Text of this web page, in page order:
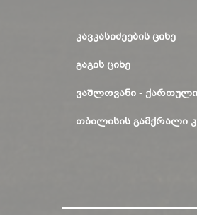
ᲙᲐᲕᲙᲐᲡᲘᲫᲔᲔᲑᲘᲡ ᲪᲘᲮᲔ
ᲒᲐᲒᲘᲡ ᲪᲘᲮᲔ
ᲕᲐᲨᲚᲝᲕᲐᲜᲘ - ᲥᲐᲠᲗᲣᲚᲘ
ᲗᲑᲘᲚᲘᲡᲘᲡ ᲒᲐᲛᲥᲠᲐᲚᲘ